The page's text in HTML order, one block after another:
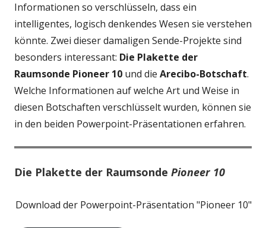
Informationen so verschlüsseln, dass ein
intelligentes, logisch denkendes Wesen sie verstehen
könnte. Zwei dieser damaligen Sende-Projekte sind
besonders interessant: Die Plakette der
Raumsonde Pioneer 10 und die Arecibo-Botschaft.
Welche Informationen auf welche Art und Weise in
diesen Botschaften verschlüsselt wurden, können sie
in den beiden Powerpoint-Präsentationen erfahren.
Die Plakette der Raumsonde Pioneer 10
Download der Powerpoint-Präsentation "Pioneer 10"